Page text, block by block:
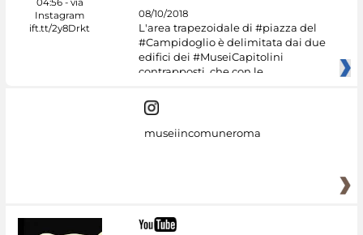
08/10/2018
L'area trapezoidale di #piazza del
#Campidoglio è delimitata dai due
edifici dei #MuseiCapitolini
contrapposti, che con le
museiincomuneroma